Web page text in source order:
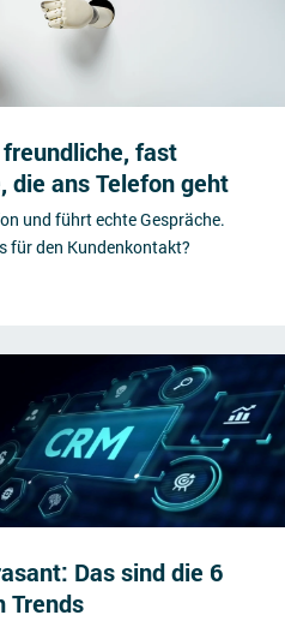
fast
die ans Telefon geht
und führt echte Gespräche.
für den Kundenkontakt?
Das sind die 6
Trends